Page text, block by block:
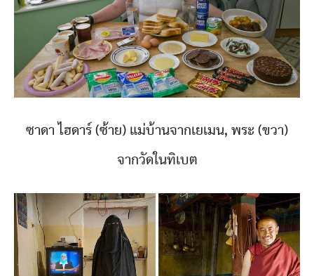
ซาดา ไฮดาร์ (ซ้าย) แม่บ้านจากเยเมน, พระ (ขวา)
จากวัดในทิเบต